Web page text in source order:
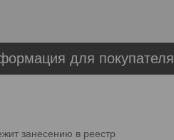
для покупателя
занесению в реестр